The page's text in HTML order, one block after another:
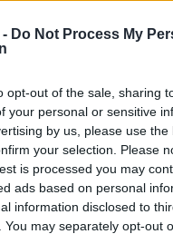
Do Not Process My
opt-out of the sale, sharing
your personal or sensitive
by us, please use the
your selection. Please
is processed you may
ads based on personal
information disclosed to
You may separately opt-out